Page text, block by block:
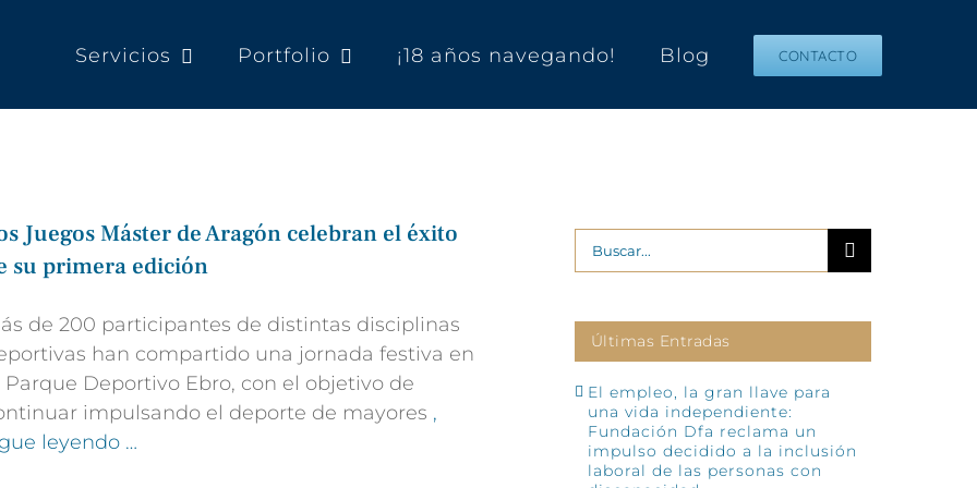
Servicios Portfolio ¡18 años navegando! Blog CONTACTO
Juegos Máster de Aragón celebran el éxito
su primera edición
de 200 participantes de distintas disciplinas
han compartido una jornada festiva en
Parque Deportivo Ebro, con el objetivo de
impulsando el deporte de mayores ,
leyendo …
Buscar:
Últimas Entradas
El empleo, la gran llave para
una vida independiente:
Fundación Dfa reclama un
impulso decidido a la inclusión
laboral de las personas con